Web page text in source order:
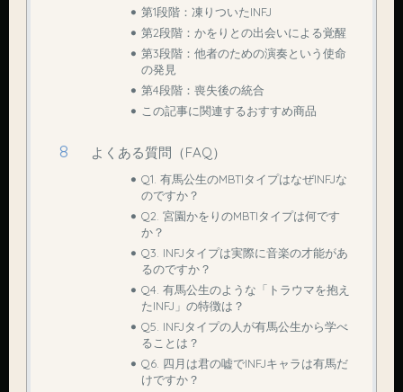
第1段階：凍りついたINFJ
第2段階：かをりとの出会いによる覚醒
第3段階：他者のための演奏という使命
の発見
第4段階：喪失後の統合
この記事に関連するおすすめ商品
よくある質問（FAQ）
Q1. 有馬公生のMBTIタイプはなぜINFJな
のですか？
Q2. 宮園かをりのMBTIタイプは何です
か？
Q3. INFJタイプは実際に音楽の才能があ
るのですか？
Q4. 有馬公生のような「トラウマを抱え
たINFJ」の特徴は？
Q5. INFJタイプの人が有馬公生から学べ
ることは？
Q6. 四月は君の嘘でINFJキャラは有馬だ
けですか？